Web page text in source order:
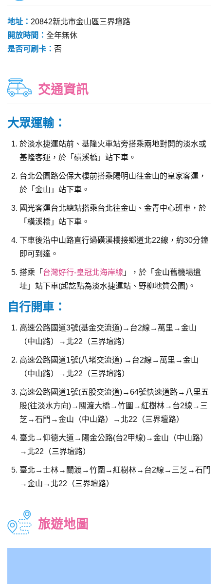
地址： 20842新北市金山區三界壇路
開放時間： 全年無休
是否可刷卡： 否
交通資訊
大眾運輸：
於淡水捷運站前、基隆火車站旁搭乘兩地對開的淡水或
基隆客運，於「磺溪橋」站下車。
台北公園路公保大樓前搭乘陽明山往金山的皇家客運，
於「金山」站下車。
國光客運台北總站搭乘台北往金山、金青中心班車，於
「橫溪橋」站下車。
下車後沿中山路直行過磺溪橋接鄉道北22線，約30分鐘
即可到達。
搭乘「 台灣好行-皇冠北海岸線 」，於「金山舊機場遺
址」站下車(起訖點為淡水捷運站、野柳地質公園)。
自行開車：
高速公路國道3號(基金交流道)→台2線→萬里→金山
（中山路）→北22（三界壇路）
高速公路國道1號(八堵交流道) →台2線→萬里→金山
（中山路）→北22（三界壇路）
高速公路國道1號(五股交流道)→64號快速道路→八里五
股(往淡水方向)→關渡大橋→竹圍→紅樹林→台2線→三
芝→石門→金山（中山路）→北22（三界壇路）
臺北→仰德大道→陽金公路(台2甲線)→金山（中山路）
→北22（三界壇路）
臺北→士林→關渡→竹圍→紅樹林→台2線→三芝→石門
→金山→北22（三界壇路）
旅遊地圖